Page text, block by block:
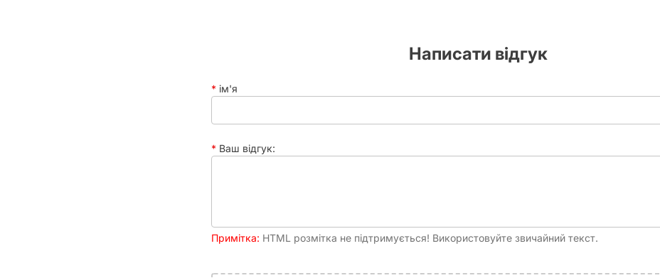
Написати відгук
ім'я
Ваш відгук:
Примітка: HTML розмітка не підтримується! Використовуйте звичайний текст.